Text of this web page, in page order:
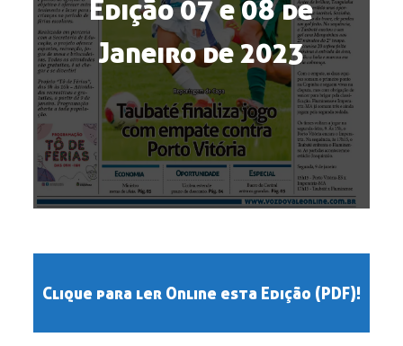
Edição 07 e 08 de
Janeiro de 2023
Clique para ler Online esta Edição (PDF)!